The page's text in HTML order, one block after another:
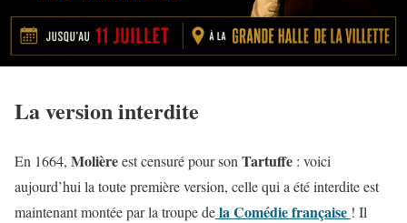
La version interdite
En 1664, Molièreest censuré pour son Tartuffe : voici
aujourd’hui la toute première version, celle qui a été interdite est
maintenant montée par la troupe dela Comédie française ! Il